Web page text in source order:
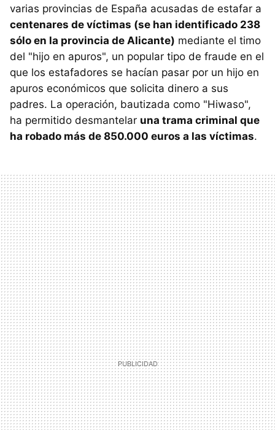
varias provincias de España acusadas de estafar a
centenares de víctimas (se han identificado 238
sólo en la provincia de Alicante) mediante el timo
del "hijo en apuros", un popular tipo de fraude en el
que los estafadores se hacían pasar por un hijo en
apuros económicos que solicita dinero a sus
padres. La operación, bautizada como "Hiwaso",
ha permitido desmantelar una trama criminal que
ha robado más de 850.000 euros a las víctimas.